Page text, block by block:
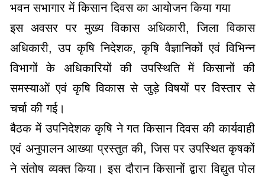
भवन सभागार में किसान दिवस का आयोजन किया गया
इस अवसर पर मुख्य विकास अधिकारी, जिला विकास
अधिकारी, उप कृषि निदेशक, कृषि वैज्ञानिकों एवं विभिन्न
विभागों के अधिकारियों की उपस्थिति में किसानों की
समस्याओं एवं कृषि विकास से जुड़े विषयों पर विस्तार से
चर्चा की गई।
बैठक में उपनिदेशक कृषि ने गत किसान दिवस की कार्यवाही
एवं अनुपालन आख्या प्रस्तुत की, जिस पर उपस्थित कृषकों
ने संतोष व्यक्त किया। इस दौरान किसानों द्वारा विद्युत पोल